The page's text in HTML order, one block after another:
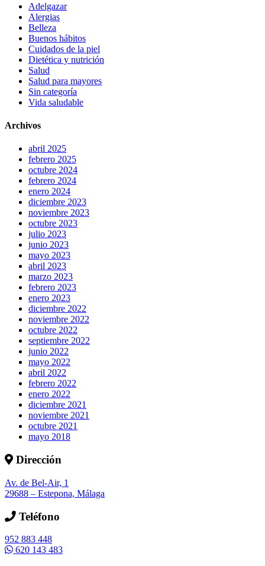
Adelgazar
Alergias
Belleza
Buenos hábitos
Cuidados de la piel
Dietética y nutrición
Salud
Salud para mayores
Sin categoría
Vida saludable
Archivos
abril 2025
febrero 2025
octubre 2024
febrero 2024
enero 2024
diciembre 2023
noviembre 2023
octubre 2023
julio 2023
junio 2023
mayo 2023
abril 2023
marzo 2023
febrero 2023
enero 2023
diciembre 2022
noviembre 2022
octubre 2022
septiembre 2022
junio 2022
mayo 2022
abril 2022
febrero 2022
enero 2022
diciembre 2021
noviembre 2021
octubre 2021
mayo 2018
Dirección
Av. de Bel-Air, 1
29688 – Estepona, Málaga
Teléfono
952 883 448
620 143 483